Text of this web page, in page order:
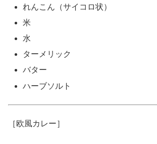
れんこん（サイコロ状）
米
水
ターメリック
バター
ハーブソルト
［欧風カレー］